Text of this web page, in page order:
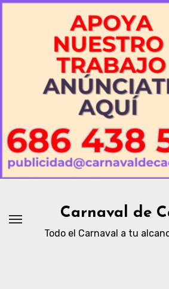
Ir
Carnaval de
Todo el Carnaval a tu